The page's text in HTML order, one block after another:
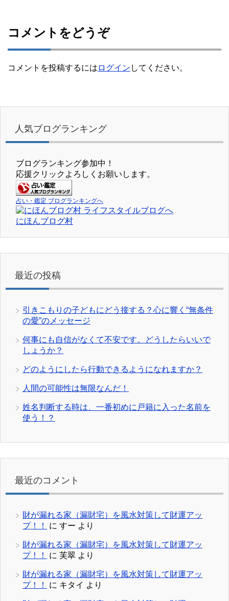
コメントをどうぞ
コメントを投稿するには ログイン してください。
人気ブログランキング
ブログランキング参加中！
応援クリックよろしくお願いします。
占い・鑑定 ブログランキングへ
にほんブログ村
最近の投稿
引きこもりの子どもにどう接する？心に響く“無条件
の愛”のメッセージ
何事にも自信がなくて不安です。どうしたらいいで
しょうか？
どのようにしたら行動できるようになれますか？
人間の可能性は無限なんだ！
姓名判断する時は、一番初めに戸籍に入った名前を
使う！？
最近のコメント
財が漏れる家（漏財宅）を風水対策して財運アッ
プ！！
に すー より
財が漏れる家（漏財宅）を風水対策して財運アッ
プ！！
に 芙翠 より
財が漏れる家（漏財宅）を風水対策して財運アッ
プ！！
に キタイ より